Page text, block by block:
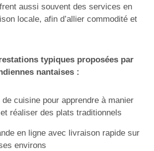
aussi souvent des services en
locale, afin d’allier commodité et
typiques proposées par
nantaises :
cuisine pour apprendre à manier
réaliser des plats traditionnels
en ligne avec livraison rapide sur
environs